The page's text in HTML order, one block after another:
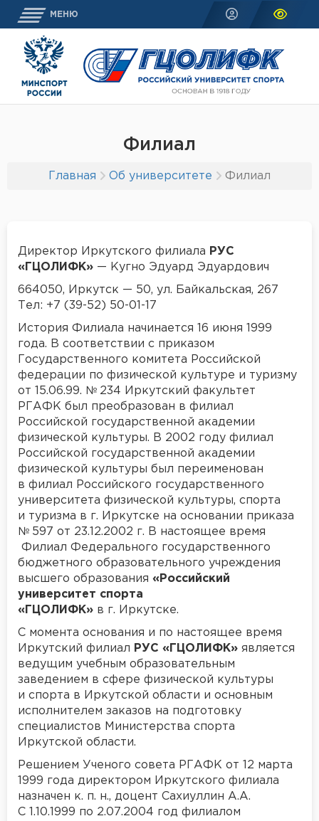
МЕНЮ
Филиал
Главная Об университете Филиал
Директор Иркутского филиала РУС
«ГЦОЛИФК» — Кугно Эдуард Эдуардович
664050, Иркутск — 50, ул. Байкальская, 267
Тел: +7 (39-52) 50-01-17
История Филиала начинается 16 июня 1999
года. В соответствии с приказом
Государственного комитета Российской
федерации по физической культуре и туризму
от 15.06.99. № 234 Иркутский факультет
РГАФК был преобразован в филиал
Российской государственной академии
физической культуры. В 2002 году филиал
Российской государственной академии
физической культуры был переименован
в филиал Российского государственного
университета физической культуры, спорта
и туризма в г. Иркутске на основании приказа
№ 597 от 23.12.2002 г. В настоящее время
Филиал Федерального государственного
бюджетного образовательного учреждения
высшего образования «Российский
университет спорта
«ГЦОЛИФК» в г. Иркутске.
С момента основания и по настоящее время
Иркутский филиал РУС «ГЦОЛИФК» является
ведущим учебным образовательным
заведением в сфере физической культуры
и спорта в Иркутской области и основным
исполнителем заказов на подготовку
специалистов Министерства спорта
Иркутской области.
Решением Ученого совета РГАФК от 12 марта
1999 года директором Иркутского филиала
назначен к. п. н., доцент Сахиуллин А.А.
С 1.10.1999 по 2.07.2004 год филиалом